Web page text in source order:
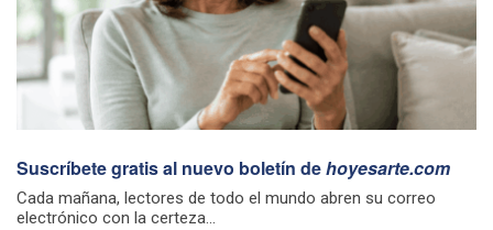
Suscríbete gratis al nuevo boletín dehoyesarte.com
Cada mañana, lectores de todo el mundo abren su correo
electrónico con la certeza...